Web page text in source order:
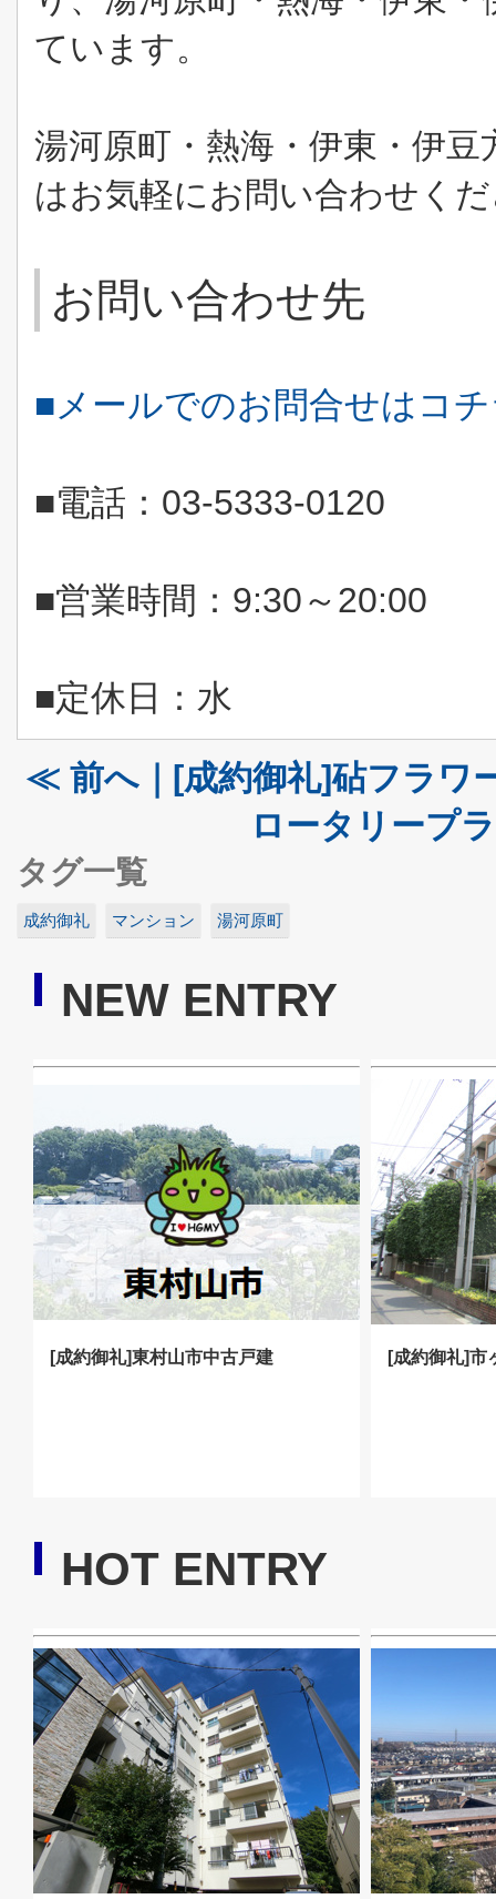
ています。
湯河原町・熱海・伊東・伊
はお気軽にお問い合わせく
お問い合わせ先
■メールでのお問合せはコ
■電話： 03-5333-0120
■営業時間： 9:30～20:00
■定休日：水
≪ 前へ｜[成約御礼]砧フラワ
ロータリープ
タグ一覧
成約御礼 マンション 湯河原町
NEW ENTRY
[成約御礼]東村山市中古戸建 [成約御礼]市
HOT ENTRY